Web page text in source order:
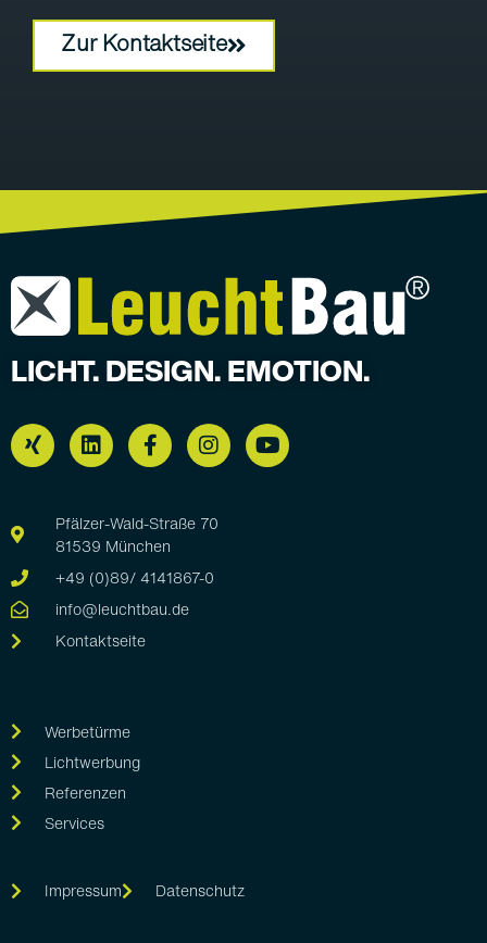
Zur Kontaktseite
LICHT. DESIGN. EMOTION.
Pfälzer-Wald-Straße 70
81539 München
+49 (0)89/ 4141867-0
info@leuchtbau.de
Kontaktseite
Werbetürme
Lichtwerbung
Referenzen
Services
Impressum Datenschutz